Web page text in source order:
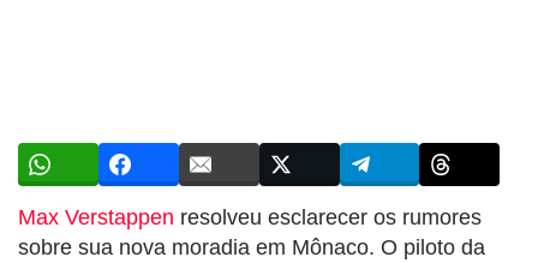
Max Verstappen resolveu esclarecer os rumores
sobre sua nova moradia em Mônaco. O piloto da